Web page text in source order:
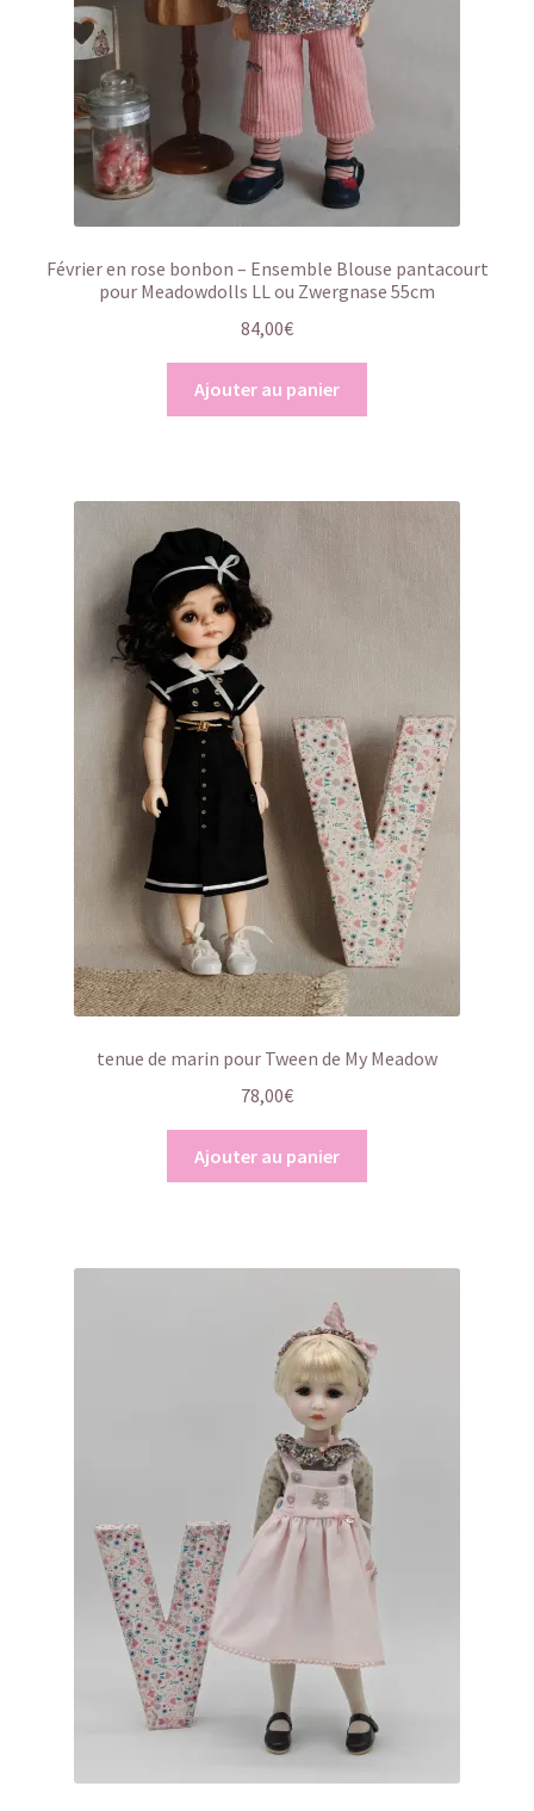
Février en rose bonbon – Ensemble Blouse pantacourt
pour Meadowdolls LL ou Zwergnase 55cm
84,00€
Ajouter au panier
tenue de marin pour Tween de My Meadow
78,00€
Ajouter au panier